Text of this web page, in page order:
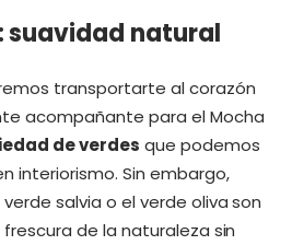
suavidad natural
transportarte al corazón
acompañante para el Mocha
de verdes que podemos
interiorismo. Sin embargo,
salvia o el verde oliva son
de la naturaleza sin